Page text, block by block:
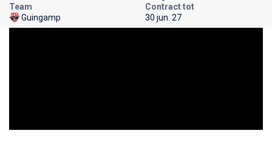
Team
Guingamp
Contract tot
30 jun. 27